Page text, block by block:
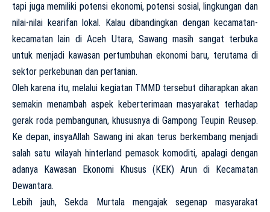
tapi juga memiliki potensi ekonomi, potensi sosial, lingkungan dan
nilai-nilai kearifan lokal. Kalau dibandingkan dengan kecamatan-
kecamatan lain di Aceh Utara, Sawang masih sangat terbuka
untuk menjadi kawasan pertumbuhan ekonomi baru, terutama di
sektor perkebunan dan pertanian.
Oleh karena itu, melalui kegiatan TMMD tersebut diharapkan akan
semakin menambah aspek keberterimaan masyarakat terhadap
gerak roda pembangunan, khususnya di Gampong Teupin Reusep.
Ke depan, insyaAllah Sawang ini akan terus berkembang menjadi
salah satu wilayah hinterland pemasok komoditi, apalagi dengan
adanya Kawasan Ekonomi Khusus (KEK) Arun di Kecamatan
Dewantara.
Lebih jauh, Sekda Murtala mengajak segenap masyarakat